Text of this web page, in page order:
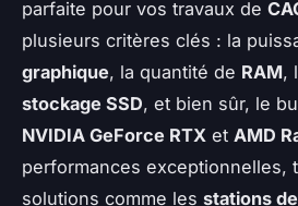
parfaite pour vos travaux de
plusieurs critères clés : la
graphique, la quantité de RAM,
stockage SSD, et bien sûr, le
NVIDIA GeForce RTX et AMD
performances exceptionnelles,
solutions comme les stations